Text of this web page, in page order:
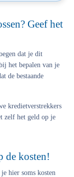
Geef het
dat je dit
het bepalen van je
de bestaande
kredietverstrekkers
zelf het geld op je
de kosten!
hier soms kosten